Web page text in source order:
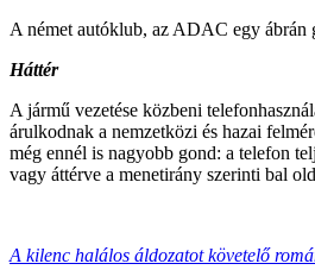
A német autóklub, az ADAC egy ábrán
Háttér
A jármű vezetése közbeni
árulkodnak a nemzetközi és hazai
még ennél is nagyobb gond: a telefon
vagy áttérve a menetirány szerinti bal
A kilenc halálos áldozatot követelő